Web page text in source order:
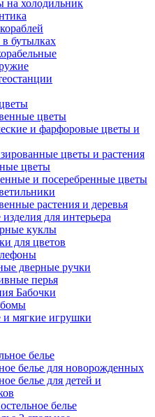
на холодильник
бутылках
цветы
и фарфоровые цветы и
цветы и растения
цветы
и посеребренные цветы
растения и деревья
для интерьера
куклы
для цветов
дверные ручки
перья
Бабочки
и мягкие игрушки
белье
белье для новорожденных
белье для детей и
белье